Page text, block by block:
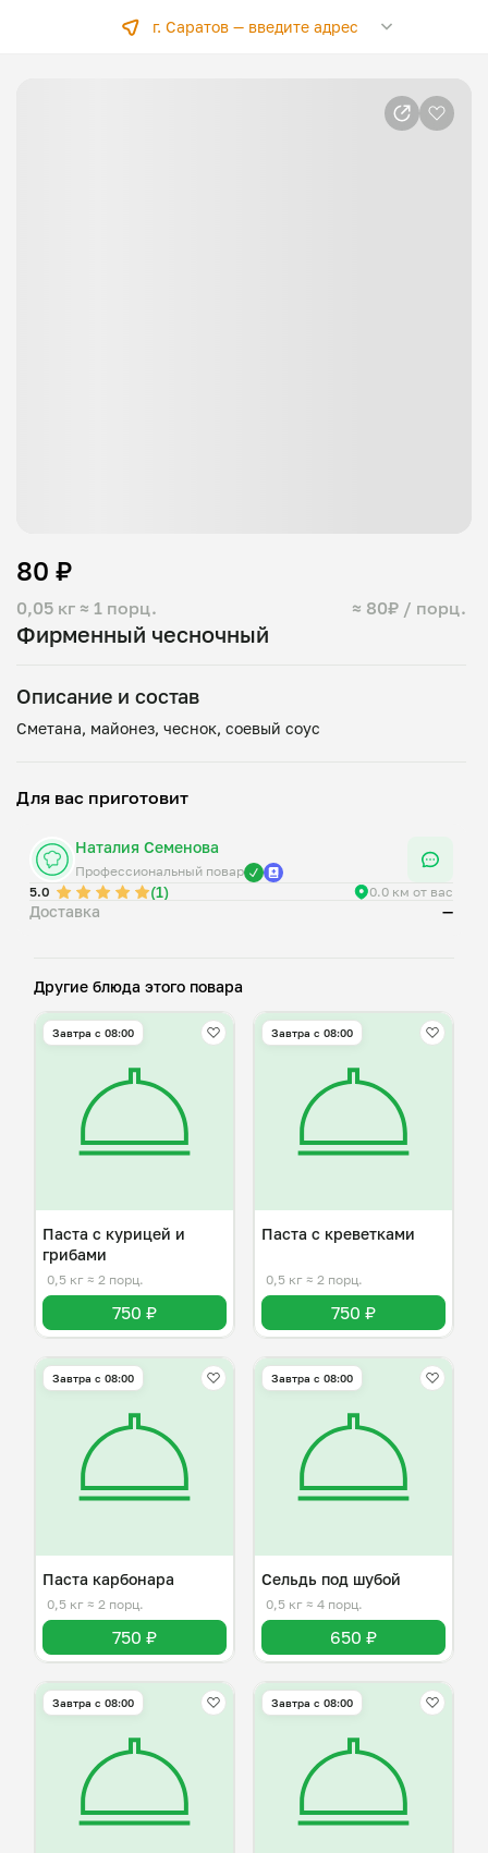
г. Саратов —введите адрес
Фирменный чесночный
0,05 кг ≈ 1 порц. ≈ 80₽ / порц.
80 ₽
Описание и состав
Для вас приготовит
Наталия Семенова
Профессиональный повар
5.0
(1) 0.0 км от вас
Доставка —
Другие блюда этого повара
Завтра c 08:00
Паста с курицей и
грибами
0,5 кг ≈ 2 порц.
750 ₽
Завтра c 08:00
Паста с креветками
0,5 кг ≈ 2 порц.
750 ₽
Завтра c 08:00
Паста карбонара
0,5 кг ≈ 2 порц.
750 ₽
Завтра c 08:00
Сельдь под шубой
0,5 кг ≈ 4 порц.
650 ₽
Завтра c 08:00 Завтра c 08:00